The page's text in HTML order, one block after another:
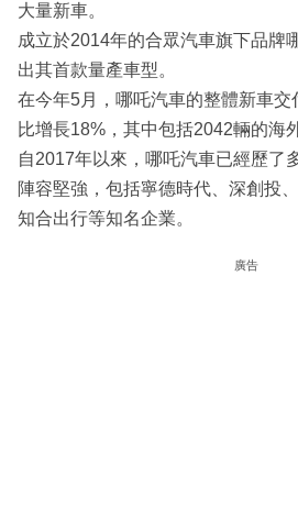
大量新車。
成立於2014年的合眾汽車旗下品牌
出其首款量產車型。
在今年5月，哪吒汽車的整體新車交
比增長18%，其中包括2042輛的海
自2017年以來，哪吒汽車已經歷了
陣容堅強，包括寧德時代、深創投
知合出行等知名企業。
廣告